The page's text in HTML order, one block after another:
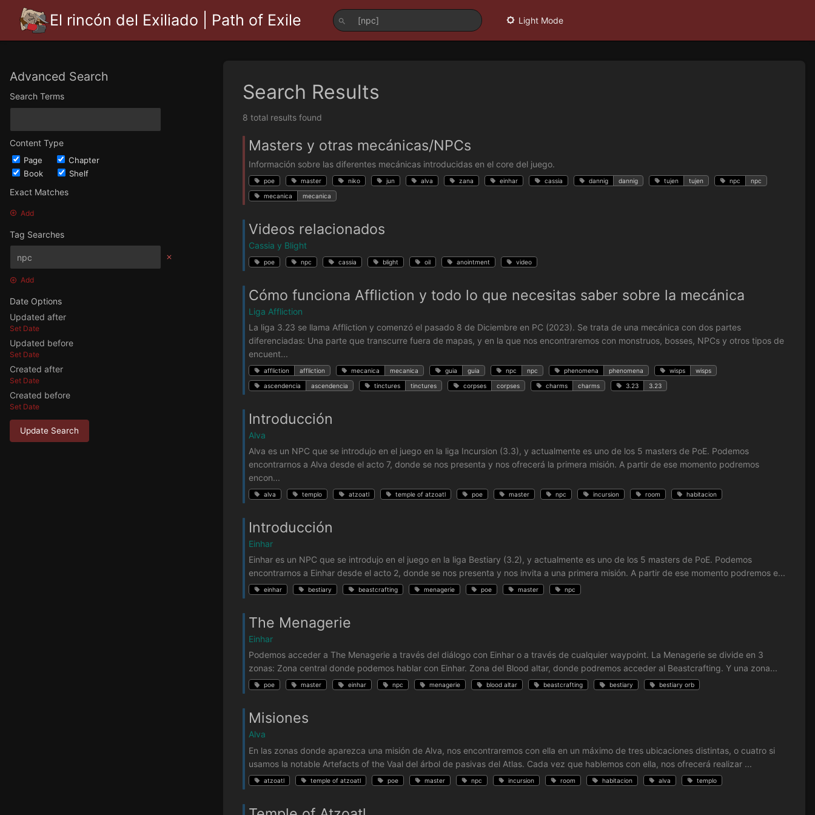
El rincón del Exiliado | Path of Exile Light Mode
Advanced Search
Search Terms
Content Type
Page
Chapter
Book
Shelf
Exact Matches
Add
Tag Searches
Add
Date Options
Updated after
Set Date
Updated before
Set Date
Created after
Set Date
Created before
Set Date
Update Search
Search Results
8 total results found
Masters y otras mecánicas/NPCs
Información sobre las diferentes mecánicas introducidas en el core del juego.
poe master niko jun alva zana einhar cassia dannig dannig tujen tujen npc npc
mecanica mecanica
Videos relacionados
Cassia y Blight
poe npc cassia blight oil anointment video
Cómo funciona Affliction y todo lo que necesitas saber sobre la mecánica
Liga Affliction
La liga 3.23 se llama Affliction y comenzó el pasado 8 de Diciembre en PC (2023). Se trata de una mecánica con dos partes
diferenciadas: Una parte que transcurre fuera de mapas, y en la que nos encontraremos con monstruos, bosses, NPCs y otros tipos de
encuent...
affliction affliction mecanica mecanica guia guia npc npc phenomena phenomena wisps wisps
ascendencia ascendencia tinctures tinctures corpses corpses charms charms 3.23 3.23
Introducción
Alva
Alva es un NPC que se introdujo en el juego en la liga Incursion (3.3), y actualmente es uno de los 5 masters de PoE. Podemos
encontrarnos a Alva desde el acto 7, donde se nos presenta y nos ofrecerá la primera misión. A partir de ese momento podremos
encon...
alva templo atzoatl temple of atzoatl poe master npc incursion room habitacion
Introducción
Einhar
Einhar es un NPC que se introdujo en el juego en la liga Bestiary (3.2), y actualmente es uno de los 5 masters de PoE. Podemos
encontrarnos a Einhar desde el acto 2, donde se nos presenta y nos invita a una primera misión. A partir de ese momento podremos e...
einhar bestiary beastcrafting menagerie poe master npc
The Menagerie
Einhar
Podemos acceder a The Menagerie a través del diálogo con Einhar o a través de cualquier waypoint. La Menagerie se divide en 3
zonas: Zona central donde podemos hablar con Einhar. Zona del Blood altar, donde podremos acceder al Beastcrafting. Y una zona...
poe master einhar npc menagerie blood altar beastcrafting bestiary bestiary orb
Misiones
Alva
En las zonas donde aparezca una misión de Alva, nos encontraremos con ella en un máximo de tres ubicaciones distintas, o cuatro si
usamos la notable Artefacts of the Vaal del árbol de pasivas del Atlas. Cada vez que hablemos con ella, nos ofrecerá realizar ...
atzoatl temple of atzoatl poe master npc incursion room habitacion alva templo